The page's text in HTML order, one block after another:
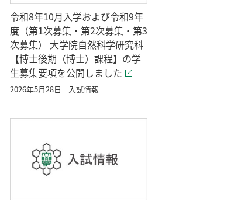
令和8年10月入学および令和9年
度（第1次募集・第2次募集・第3
次募集） 大学院自然科学研究科
【博士後期（博士）課程】の学
生募集要項を公開しました
2026年5月28日 入試情報